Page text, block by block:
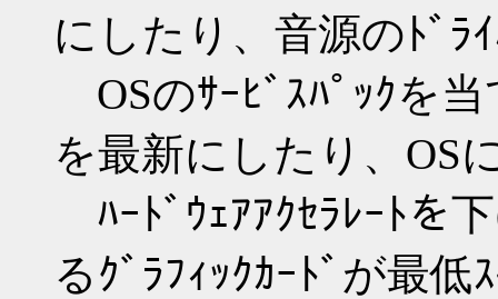
にしたり、音源のﾄﾞﾗ
OSのｻｰﾋﾞｽﾊﾟｯｸを当
を最新にしたり、OS
ﾊｰﾄﾞｳｪｱｱｸｾﾗﾚｰﾄを
るｸﾞﾗﾌｨｯｸｶｰﾄﾞが最